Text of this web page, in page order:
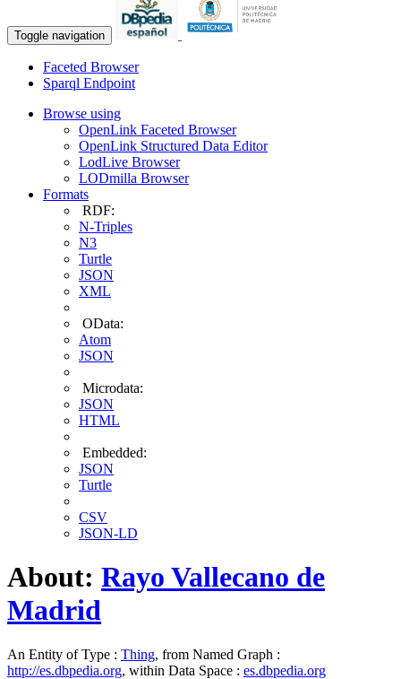
Toggle navigation
Faceted Browser
Sparql Endpoint
Browse using
OpenLink Faceted Browser
OpenLink Structured Data Editor
LodLive Browser
LODmilla Browser
Formats
RDF:
N-Triples
N3
Turtle
JSON
XML
OData:
Atom
JSON
Microdata:
JSON
HTML
Embedded:
JSON
Turtle
CSV
JSON-LD
About: Rayo Vallecano de
Madrid
An Entity of Type : Thing, from Named Graph :
http://es.dbpedia.org, within Data Space : es.dbpedia.org